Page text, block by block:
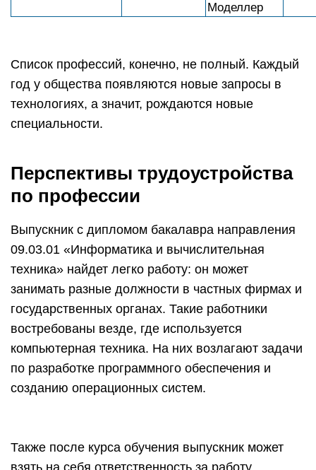
Моделлер
Список профессий, конечно, не полный. Каждый
год у общества появляются новые запросы в
технологиях, а значит, рождаются новые
специальности.
Перспективы трудоустройства
по профессии
Выпускник с дипломом бакалавра направления
09.03.01 «Информатика и вычислительная
техника» найдет легко работу: он может
занимать разные должности в частных фирмах и
государственных органах. Такие работники
востребованы везде, где используется
компьютерная техника. На них возлагают задачи
по разработке программного обеспечения и
созданию операционных систем.
Также после курса обучения выпускник может
взять на себя ответственность за работу